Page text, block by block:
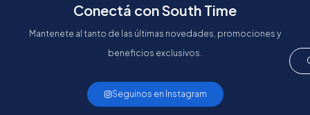
Conectá con South Time
Mantenete al tanto de las últimas novedades, promociones y
beneficios exclusivos.
Seguinos en Instagram